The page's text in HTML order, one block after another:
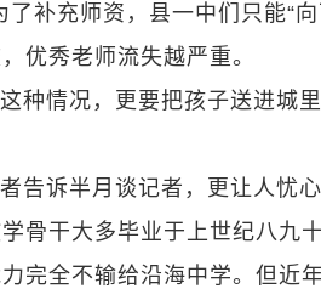
补充师资，县一中们只能“
优秀老师流失越严重。
种情况，更要把孩子送进城
告诉半月谈记者，更让人忧
骨干大多毕业于上世纪八九
完全不输给沿海中学。但近